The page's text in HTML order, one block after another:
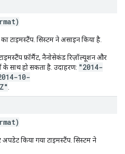
टाइमस्टैंप. सिस्टम ने असाइन किया है.
फ़ॉर्मैट, नैनोसेकंड रिज़ॉल्यूशन और
के साथ हो सकता है. उदाहरण: "2014-
10-
किया गया टाइमस्टैंप. सिस्टम ने